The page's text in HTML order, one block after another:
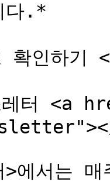
다.*
확인하
레터 <a
>에서는